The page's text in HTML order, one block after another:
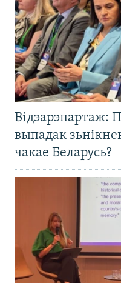
Відэарэпартаж:
выпадак
чакае Беларусь?